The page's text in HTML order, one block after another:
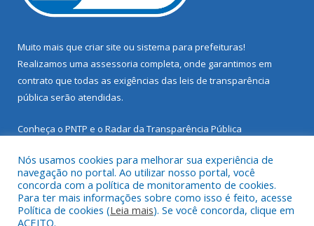
Muito mais que criar site ou sistema para prefeituras!
Realizamos uma assessoria completa, onde garantimos em
contrato que todas as exigências das leis de transparência
pública serão atendidas.
Conheça o PNTP e o Radar da Transparência Pública
Todos os direitos reservados a Prefeitura Municipal de Santarém
Novo.
Nós usamos cookies para melhorar sua experiência de
navegação no portal. Ao utilizar nosso portal, você
concorda com a política de monitoramento de cookies.
Para ter mais informações sobre como isso é feito, acesse
Política de cookies (Leia mais). Se você concorda, clique em
ACEITO.